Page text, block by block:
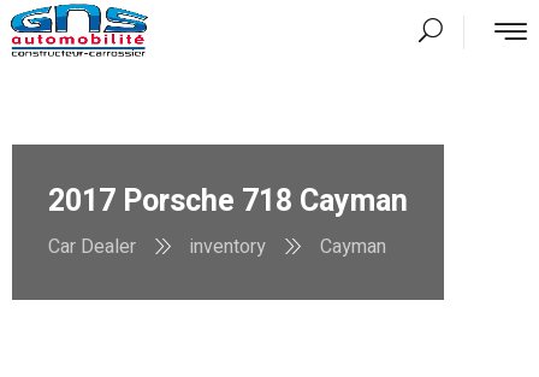
2017 Porsche 718 Cayman
Car Dealer inventory Cayman